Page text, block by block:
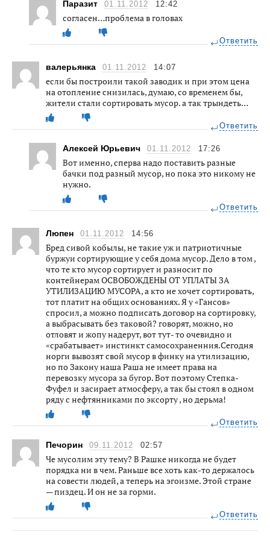
Паразит 01.11.2012 12:42
согласен…проблема в головах
Ответить
валерьянка 01.11.2012 14:07
если бы построили такой заводик и при этом цена
на отопление снизилась, думаю, со временем бы,
жители стали сортировать мусор. а так трындеть…
Ответить
Алексей Юрьевич 01.11.2012 17:26
Вот именно, сперва надо поставить разные
бачки под разный мусор, но пока это никому не
нужно.
Ответить
Люпен 01.11.2012 14:56
Бред сивой кобылы, не такие уж и патриотичные
буржуи сортирующие у себя дома мусор. Дело в том ,
что те кто мусор сортирует и разносит по
контейнерам ОСВОБОЖДЕНЫ ОТ УПЛАТЫ ЗА
УТИЛИЗАЦИЮ МУСОРА, а кто не хочет сортировать,
тот платит на общих основаниях. Я у «Гансов»
спросил, а можно подписать договор на сортировку,
а выбрасывать без таковой? говорят, можно, но
отловят и жопу надерут, вот тут- то очевидно и
«срабатывает» инстинкт самосохраненния.Сегодня
норги вывозят свой мусор в финку на утилизацию,
но по Закону наша Раша не имеет права на
перевозку мусора за бугор. Вот поэтому Степка-
Фуфел и засирает атмосферу, а так бы стоял в одном
ряду с нефтянниками по эксорту , но дерьма!
Ответить
Печорин 09.11.2012 02:57
Че мусолим эту тему? В Рашке никогда не будет
порядка ни в чем. Раньше все хоть как-то держалось
на совести людей, а теперь на эгоизме. Этой стране
— пиздец. И он не за горми.
Ответить